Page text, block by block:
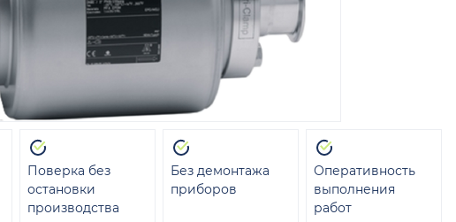
Поверка без
остановки
производства
Без демонтажа
приборов
Оперативность
выполнения
работ